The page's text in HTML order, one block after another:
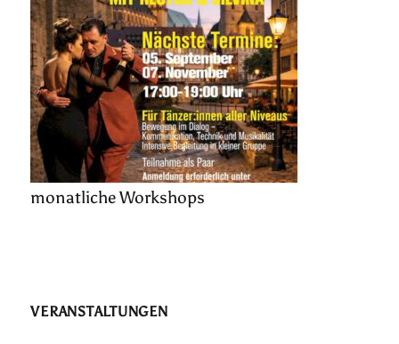
monatliche Workshops
VERANSTALTUNGEN